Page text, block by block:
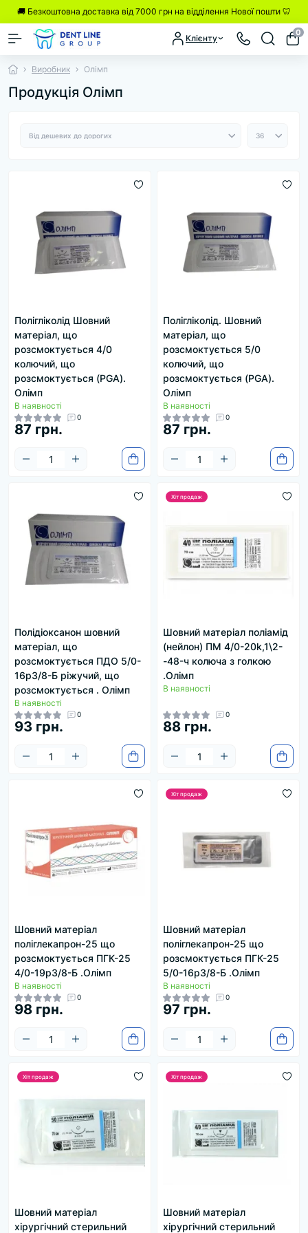
🚚 Безкоштовна доставка від 7000 грн на відділення Нової пошти 🦷
Клієнту
0
Виробник Олімп
Продукція Олімп
Полігліколід Шовний
матеріал, що
розсмоктується 4/0
колючий, що
розсмоктується (PGA).
Олімп
В наявності
0
87 грн.
Полігліколід. Шовний
матеріал, що
розсмоктується 5/0
колючий, що
розсмоктується (PGA).
Олімп
В наявності
0
87 грн.
Полідіоксанон шовний
матеріал, що
розсмоктується ПДО 5/0-
16р3/8-Б ріжучий, що
розсмоктується . Олімп
В наявності
0
93 грн.
Хіт продаж
Шовний матеріал поліамід
(нейлон) ПМ 4/0-20k,1\2-
-48-ч колюча з голкою
.Олімп
В наявності
0
88 грн.
Шовний матеріал
поліглекапрон-25 що
розсмоктується ПГК-25
4/0-19р3/8-Б .Олімп
В наявності
0
98 грн.
Хіт продаж
Шовний матеріал
поліглекапрон-25 що
розсмоктується ПГК-25
5/0-16р3/8-Б .Олімп
В наявності
0
97 грн.
Хіт продаж
Шовний матеріал
хірургічний стерильний
Хіт продаж
Шовний матеріал
хірургічний стерильний